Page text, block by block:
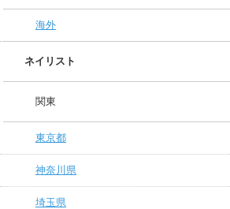
海外
ネイリスト
関東
東京都
神奈川県
埼玉県